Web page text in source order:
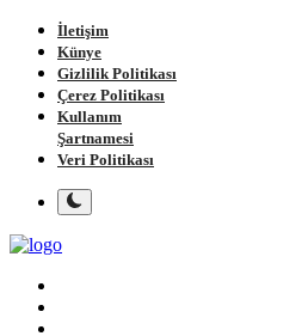
İletişim
Künye
Gizlilik Politikası
Çerez Politikası
Kullanım
Şartnamesi
Veri Politikası